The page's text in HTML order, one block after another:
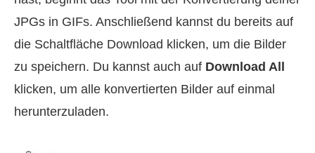
JPGs in GIFs. Anschließend kannst du bereits auf
die Schaltfläche Download klicken, um die Bilder
zu speichern. Du kannst auch auf Download All
klicken, um alle konvertierten Bilder auf einmal
herunterzuladen.